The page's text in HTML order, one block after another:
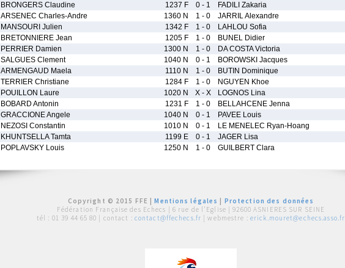
BRONGERS Claudine 1237 F 0 - 1 FADILI Zakaria
ARSENEC Charles-Andre 1360 N 1 - 0 JARRIL Alexandre
MANSOURI Julien 1342 F 1 - 0 LAHLOU Sofia
BRETONNIERE Jean 1205 F 1 - 0 BUNEL Didier
PERRIER Damien 1300 N 1 - 0 DA COSTA Victoria
SALGUES Clement 1040 N 0 - 1 BOROWSKI Jacques
ARMENGAUD Maela 1110 N 1 - 0 BUTIN Dominique
TERRIER Christiane 1284 F 1 - 0 NGUYEN Khoe
POUILLON Laure 1020 N X - X LOGNOS Lina
BOBARD Antonin 1231 F 1 - 0 BELLAHCENE Jenna
GRACCIONE Angele 1040 N 0 - 1 PAVEE Louis
NEZOSI Constantin 1010 N 0 - 1 LE MENELEC Ryan-Hoang
KHUNTSELLA Tamta 1199 E 0 - 1 JAGER Lisa
POPLAVSKY Louis 1250 N 1 - 0 GUILBERT Clara
Copyright © 2015 FFE |Mentions légales
Protection des données
Fédération Française des Echecs | 6 rue de l'Eglise | 92600 ASNIERES SUR SEINE
tél : 01 39 44 65 80 | contact : contact@ffechecs.fr | webmestre : erick.mouret@echecs.asso.fr